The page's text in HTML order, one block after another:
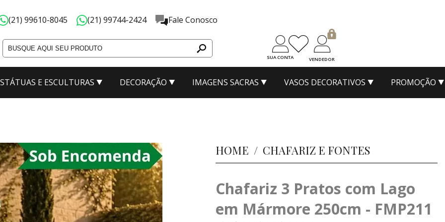
(21) 99610-8045 (21) 99744-2424 Fale Conosco
SUA CONTA VENDEDOR
E ESCULTURAS DECORAÇÃO IMAGENS SACRAS VASOS DECORATIVOS PROMOÇÃO
HOME / CHAFARIZ E FONTES
Chafariz 3 Pratos com Lago
em Mármore 250cm - FMP211